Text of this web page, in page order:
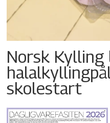
Norsk Kylling
skolestart